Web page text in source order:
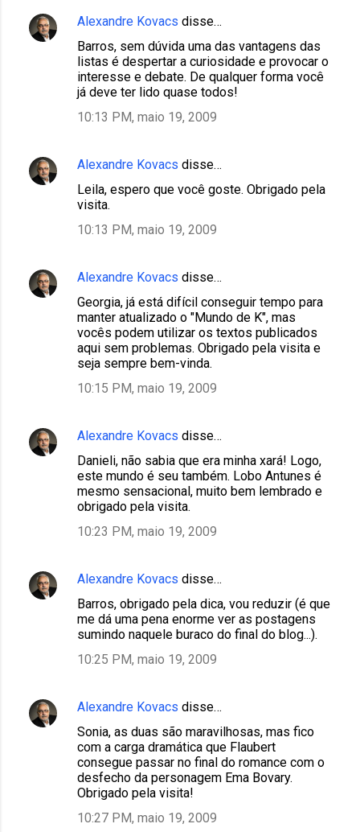
Alexandre Kovacs disse…
Barros, sem dúvida uma das vantagens das
listas é despertar a curiosidade e provocar o
interesse e debate. De qualquer forma você
já deve ter lido quase todos!
10:13 PM, maio 19, 2009
Alexandre Kovacs disse…
Leila, espero que você goste. Obrigado pela
visita.
10:13 PM, maio 19, 2009
Alexandre Kovacs disse…
Georgia, já está difícil conseguir tempo para
manter atualizado o "Mundo de K", mas
vocês podem utilizar os textos publicados
aqui sem problemas. Obrigado pela visita e
seja sempre bem-vinda.
10:15 PM, maio 19, 2009
Alexandre Kovacs disse…
Danieli, não sabia que era minha xará! Logo,
este mundo é seu também. Lobo Antunes é
mesmo sensacional, muito bem lembrado e
obrigado pela visita.
10:23 PM, maio 19, 2009
Alexandre Kovacs disse…
Barros, obrigado pela dica, vou reduzir (é que
me dá uma pena enorme ver as postagens
sumindo naquele buraco do final do blog...).
10:25 PM, maio 19, 2009
Alexandre Kovacs disse…
Sonia, as duas são maravilhosas, mas fico
com a carga dramática que Flaubert
consegue passar no final do romance com o
desfecho da personagem Ema Bovary.
Obrigado pela visita!
10:27 PM, maio 19, 2009